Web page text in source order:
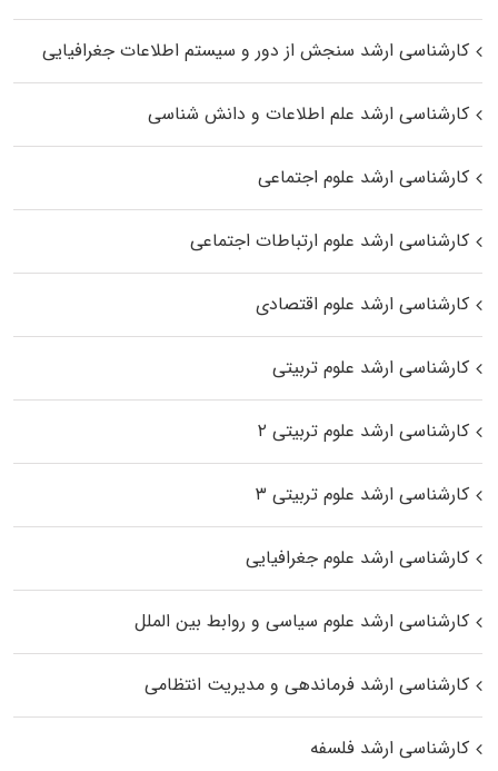
کارشناسی ارشد سنجش از دور و سیستم اطلاعات جغرافیایی
کارشناسی ارشد علم اطلاعات و دانش شناسی
کارشناسی ارشد علوم اجتماعی
کارشناسی ارشد علوم ارتباطات اجتماعی
کارشناسی ارشد علوم اقتصادی
کارشناسی ارشد علوم تربیتی
کارشناسی ارشد علوم تربیتی ۲
کارشناسی ارشد علوم تربیتی ۳
کارشناسی ارشد علوم جغرافیایی
کارشناسی ارشد علوم سیاسی و روابط بین الملل
کارشناسی ارشد فرماندهی و مدیریت انتظامی
کارشناسی ارشد فلسفه